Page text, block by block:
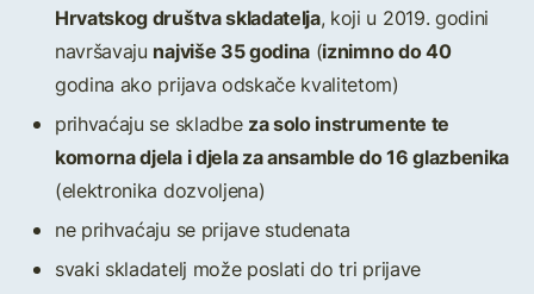
Hrvatskog društva skladatelja, koji u 2019. godini
navršavaju najviše 35 godina (iznimno do 40
godina ako prijava odskače kvalitetom)
prihvaćaju se skladbe za solo instrumente te
komorna djela i djela za ansamble do 16 glazbenika
(elektronika dozvoljena)
ne prihvaćaju se prijave studenata
svaki skladatelj može poslati do tri prijave